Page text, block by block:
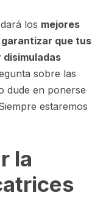
los mejores
que tus
sobre las
dude en ponerse
estaremos
la